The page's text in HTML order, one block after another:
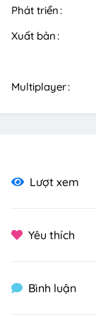
Phát triển
Xuất bản
Multiplayer
Lượt xem
Yêu thích
Bình luận